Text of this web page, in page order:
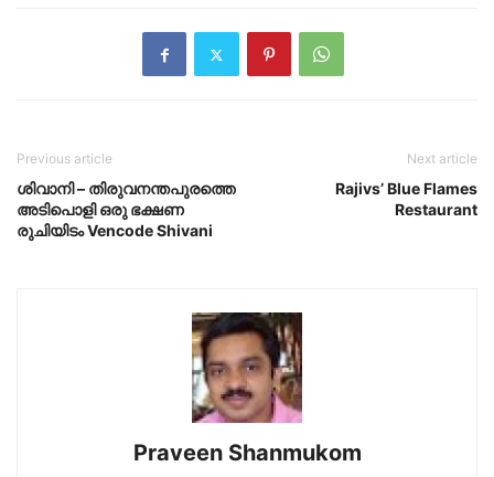
Previous article
ശിവാനി – തിരുവനന്തപുരത്തെ
അടിപൊളി ഒരു ഭക്ഷണ
രുചിയിടം Vencode Shivani
Next article
Rajivs’ Blue Flames
Restaurant
Praveen Shanmukom